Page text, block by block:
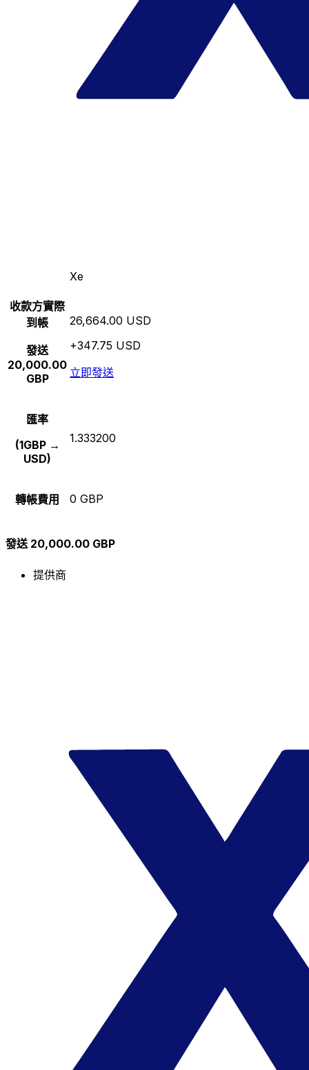
Xe
收款方實際
到帳
發送
20,000.00
GBP
26,664.00 USD
+347.75 USD
立即發送
匯率
(1GBP →
USD)
1.333200
轉帳費用 0 GBP
發送 20,000.00 GBP
提供商